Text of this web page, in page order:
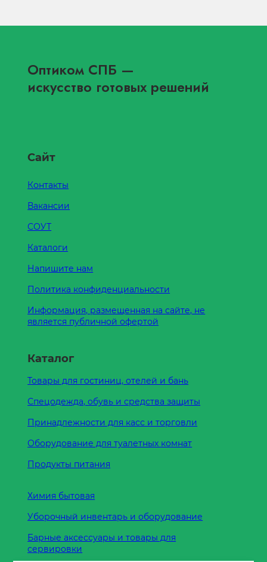
Оптиком СПБ —
искусство готовых решений
Сайт
Контакты
Вакансии
СОУТ
Каталоги
Напишите нам
Политика конфиденциальности
Информация, размещенная на сайте, не
является публичной офертой
Каталог
Товары для гостиниц, отелей и бань
Спецодежда, обувь и средства защиты
Принадлежности для касс и торговли
Оборудование для туалетных комнат
Продукты питания
Химия бытовая
Уборочный инвентарь и оборудование
Барные аксессуары и товары для
сервировки